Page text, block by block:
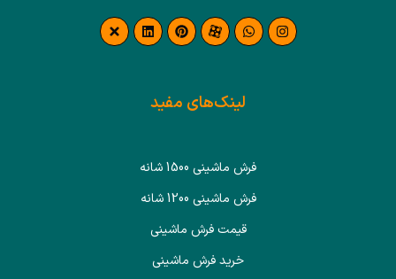
لینک‌های مفید
فرش ماشینی 1500 شانه
فرش ماشینی 1200 شانه
قیمت فرش ماشینی
خرید فرش ماشینی